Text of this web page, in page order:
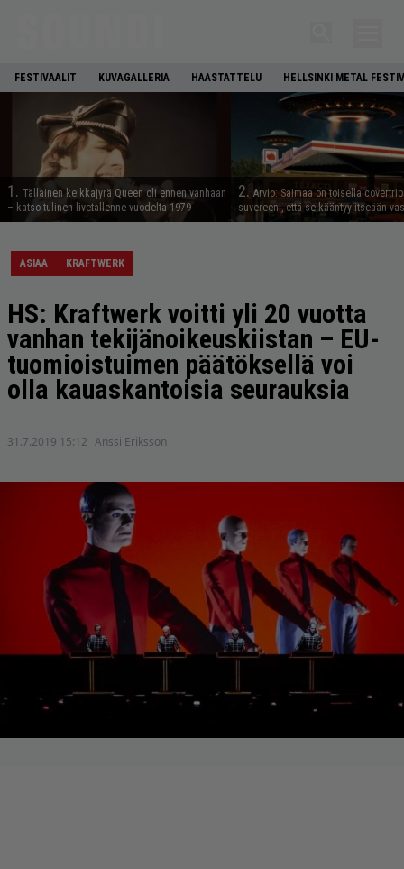
FESTIVAALIT KUVAGALLERIA HAASTATTELU HELLSINKI METAL
1. Tällainen keikkajyrä Queen oli ennen vanhaan
– katso tulinen livetallenne vuodelta 1979
2. Arvio: Saimaa on toisella
suvereeni, että se kääntyy itseään
ASIAA KRAFTWERK
HS: Kraftwerk voitti yli 20 vuotta
vanhan tekijänoikeuskiistan – EU-
tuomio­istuimen päätöksellä voi
olla kauaskantoisia seurauksia
31.7.2019 15:12 Anssi Eriksson